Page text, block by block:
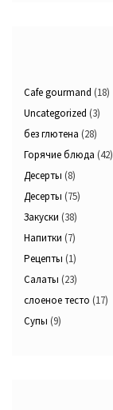
Cafe gourmand (18)
Uncategorized (3)
без глютена (28)
Горячие блюда (42)
Десерты (8)
Десерты (75)
Закуски (38)
Напитки (7)
Рецепты (1)
Салаты (23)
слоеное тесто (17)
Супы (9)